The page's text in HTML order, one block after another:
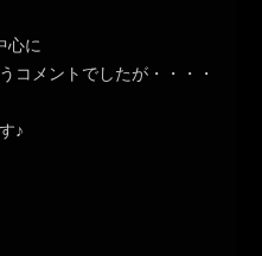
心に
コメントでしたが・・・・
♪